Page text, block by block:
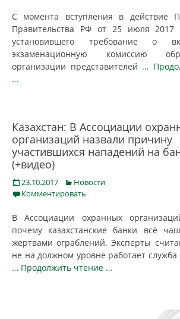
С момента вступления в действие
Правительства РФ от 25 июля
установившего требование о
экзаменационную комиссию
организации представителей …
…
Казахстан: В Ассоциации
организаций назвали причину
участившихся нападений на
(+видео)
Posted
on
23.10.2017 Categories
Новости
Комментировать
В Ассоциации охранных
почему казахстанские банки всё
жертвами ограблений. Эксперты
не на должном уровне работает служба
… Продолжить чтение …